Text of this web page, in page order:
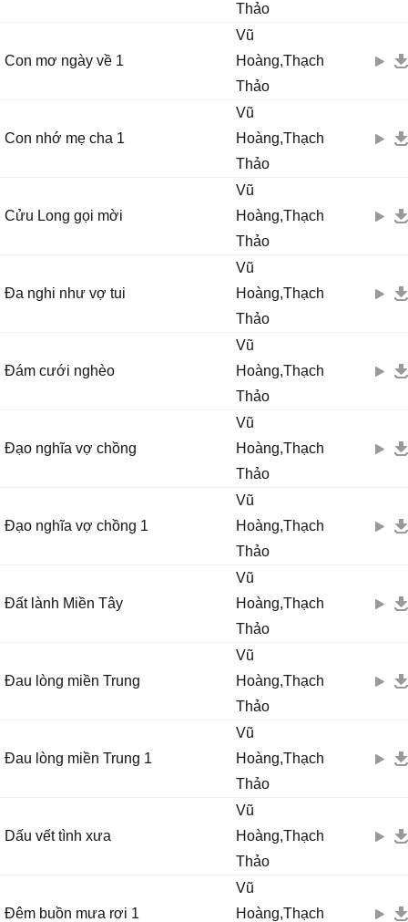
Thảo
Con mơ ngày về 1
Vũ
Hoàng,Thạch
Thảo
Con nhớ mẹ cha 1
Vũ
Hoàng,Thạch
Thảo
Cửu Long gọi mời
Vũ
Hoàng,Thạch
Thảo
Đa nghi như vợ tui
Vũ
Hoàng,Thạch
Thảo
Đám cưới nghèo
Vũ
Hoàng,Thạch
Thảo
Đạo nghĩa vợ chồng
Vũ
Hoàng,Thạch
Thảo
Đạo nghĩa vợ chồng 1
Vũ
Hoàng,Thạch
Thảo
Đất lành Miền Tây
Vũ
Hoàng,Thạch
Thảo
Đau lòng miền Trung
Vũ
Hoàng,Thạch
Thảo
Đau lòng miền Trung 1
Vũ
Hoàng,Thạch
Thảo
Dấu vết tình xưa
Vũ
Hoàng,Thạch
Thảo
Đêm buồn mưa rơi 1
Vũ
Hoàng,Thạch